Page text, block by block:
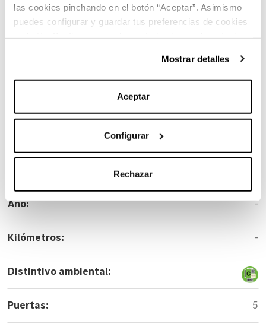
las cookies pinchando en el botón “Aceptar”. Asimismo
puedes configurar y guardar tus preferencias de cookies
información sobre el uso de cookies y sus derechos vea
nuestraPolítica de Cookies.
Mostrar detalles
Aceptar
Configurar
Rechazar
Características principales:
Año: -
Kilómetros: -
Distintivo ambiental:
Puertas: 5